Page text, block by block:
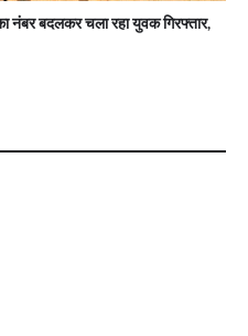
नंबर बदलकर चला रहा युवक गिरफ्तार,